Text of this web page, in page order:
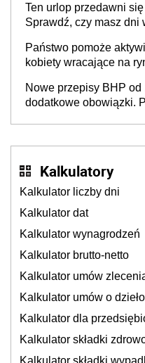
Ten urlop przedawni
Sprawdź, czy masz dni
Państwo pomoże
kobiety wracające na
neuroatypowe.
Inkluzywności w
Nowe przepisy BHP
dodatkowe obowiązki.
Kalkulatory
Kalkulator liczby dni
Kalkulator dat
Kalkulator wynagrodzeń
Kalkulator brutto-netto
Kalkulator umów
Kalkulator umów o dzieło
Kalkulator dla
Kalkulator składki
Kalkulator składki